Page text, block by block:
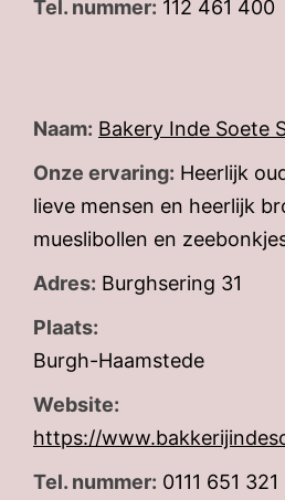
Tel. nummer: 112 461 400
Naam: Bakery Inde Soete
Onze ervaring: Heerlijk
lieve mensen en heerlijk
mueslibollen en
Adres: Burghsering 31
Plaats:
Burgh-Haamstede
Website:
https://
Tel. nummer: 0111 651 321